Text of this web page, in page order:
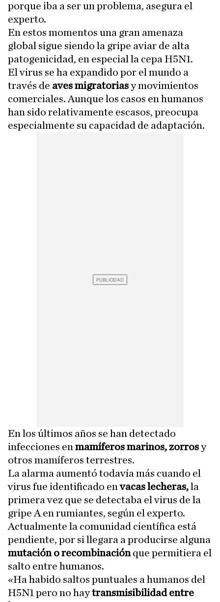
porque iba a ser un problema, asegura el
experto.
En estos momentos una gran amenaza
global sigue siendo la gripe aviar de alta
patogenicidad, en especial la cepa H5N1.
El virus se ha expandido por el mundo a
través de aves migratoriasy movimientos
comerciales. Aunque los casos en humanos
han sido relativamente escasos, preocupa
especialmente su capacidad de adaptación.
En los últimos años se han detectado
infecciones en mamíferos marinos, zorrosy
otros mamíferos terrestres.
La alarma aumentó todavía más cuando el
virus fue identificado envacas lecheras,la
primera vez que se detectaba el virus de la
gripe A en rumiantes, según el experto.
Actualmente la comunidad científica está
pendiente, por si llegara a producirse alguna
mutación o recombinaciónque permitiera el
salto entre humanos.
«Ha habido saltos puntuales a humanos del
H5N1 pero no haytransmisibilidad entre